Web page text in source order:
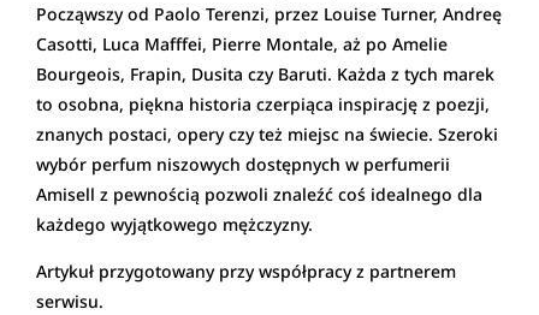
Począwszy od Paolo Terenzi, przez Louise Turner, Andreę
Casotti, Luca Mafffei, Pierre Montale, aż po Amelie
Bourgeois, Frapin, Dusita czy Baruti. Każda z tych marek
to osobna, piękna historia czerpiąca inspirację z poezji,
znanych postaci, opery czy też miejsc na świecie. Szeroki
wybór perfum niszowych dostępnych w perfumerii
Amisell z pewnością pozwoli znaleźć coś idealnego dla
każdego wyjątkowego mężczyzny.
Artykuł przygotowany przy współpracy z partnerem
serwisu.